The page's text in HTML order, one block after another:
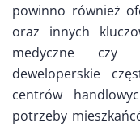
powinno również
oraz innych
medyczne czy
deweloperskie
centrów
potrzeby